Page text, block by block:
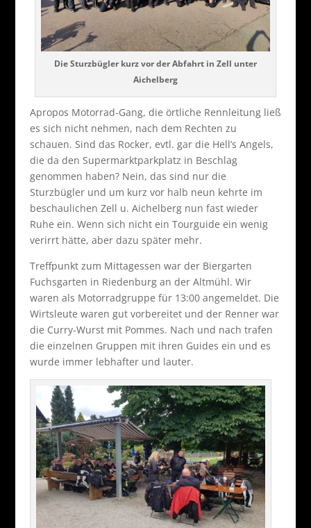
Die Sturzbügler kurz vor der Abfahrt in Zell unter
Aichelberg
Apropos Motorrad-Gang, die örtliche Rennleitung ließ
es sich nicht nehmen, nach dem Rechten zu
schauen. Sind das Rocker, evtl. gar die Hell’s Angels,
die da den Supermarktparkplatz in Beschlag
genommen haben? Nein, das sind nur die
Sturzbügler und um kurz vor halb neun kehrte im
beschaulichen Zell u. Aichelberg nun fast wieder
Ruhe ein. Wenn sich nicht ein Tourguide ein wenig
verirrt hätte, aber dazu später mehr.
Treffpunkt zum Mittagessen war der Biergarten
Fuchsgarten in Riedenburg an der Altmühl. Wir
waren als Motorradgruppe für 13:00 angemeldet. Die
Wirtsleute waren gut vorbereitet und der Renner war
die Curry-Wurst mit Pommes. Nach und nach trafen
die einzelnen Gruppen mit ihren Guides ein und es
wurde immer lebhafter und lauter.